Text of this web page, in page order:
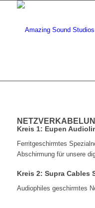
Kreis 1: Eupen
Ferritgeschirmtes
Abschirmung für unsere
Kreis 2: Supra Cables
Audiophiles geschirmtes